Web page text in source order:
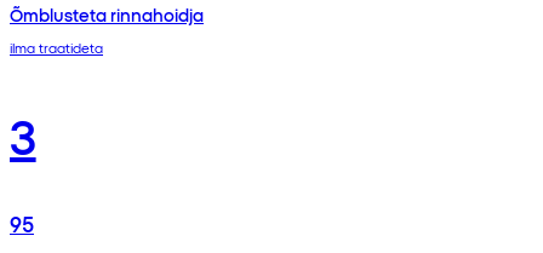
Õmblusteta rinnahoidja
ilma traatideta
3
95